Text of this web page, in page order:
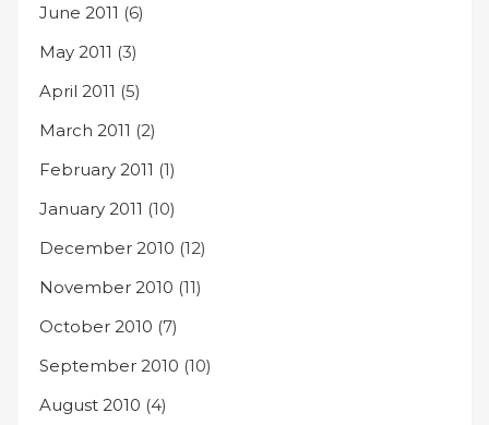
June 2011 (6)
May 2011 (3)
April 2011 (5)
March 2011 (2)
February 2011 (1)
January 2011 (10)
December 2010 (12)
November 2010 (11)
October 2010 (7)
September 2010 (10)
August 2010 (4)